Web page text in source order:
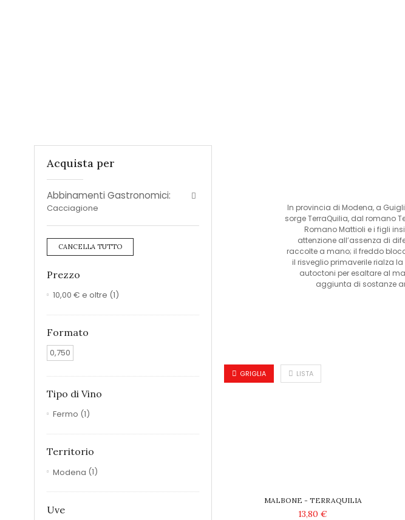
In provincia di Modena, a
sorge TerraQuilia, dal romano
Romano Mattioli e i figli
attenzione all’assenza di
raccolte a mano; il freddo
il risveglio primaverile rialza
autoctoni per esaltare al
aggiunta di sostanze
GRIGLIA LISTA
MALBONE - TERRAQUILIA
13,80 €
Acquista per
Abbinamenti Gastronomici:
Cacciagione
CANCELLA TUTTO
Prezzo
10,00 € e oltre (1)
Formato
0,750
Tipo di Vino
Fermo (1)
Territorio
Modena (1)
Uve